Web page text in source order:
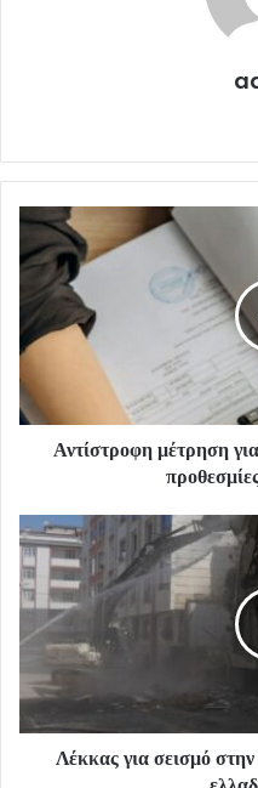
Αντίστροφη μέτρηση
Λέκκας για σεισμό